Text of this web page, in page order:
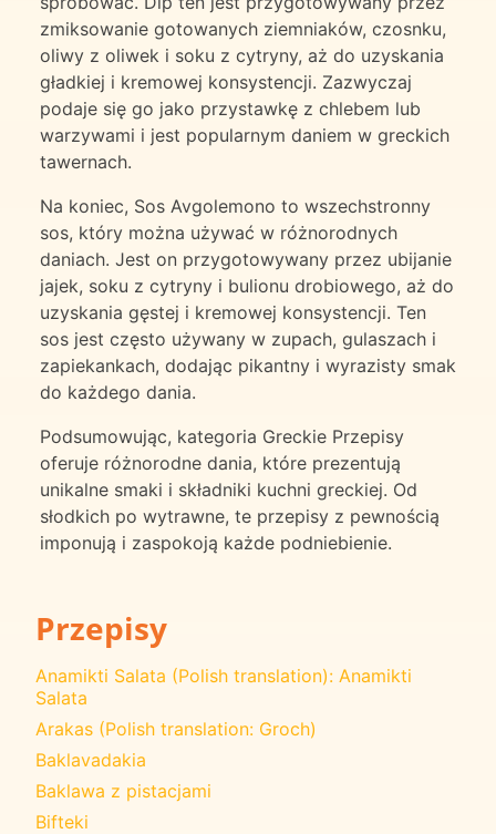
zmiksowanie gotowanych ziemniaków, czosnku,
oliwy z oliwek i soku z cytryny, aż do uzyskania
gładkiej i kremowej konsystencji. Zazwyczaj
podaje się go jako przystawkę z chlebem lub
warzywami i jest popularnym daniem w greckich
tawernach.
Na koniec, Sos Avgolemono to wszechstronny
sos, który można używać w różnorodnych
daniach. Jest on przygotowywany przez ubijanie
jajek, soku z cytryny i bulionu drobiowego, aż do
uzyskania gęstej i kremowej konsystencji. Ten
sos jest często używany w zupach, gulaszach i
zapiekankach, dodając pikantny i wyrazisty smak
do każdego dania.
Podsumowując, kategoria Greckie Przepisy
oferuje różnorodne dania, które prezentują
unikalne smaki i składniki kuchni greckiej. Od
słodkich po wytrawne, te przepisy z pewnością
imponują i zaspokoją każde podniebienie.
Przepisy
Anamikti Salata (Polish translation): Anamikti
Salata
Arakas (Polish translation: Groch)
Baklavadakia
Baklawa z pistacjami
Bifteki